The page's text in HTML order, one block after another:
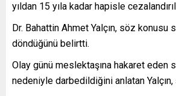
yıldan 15 yıla kadar hapisle
Dr. Bahattin Ahmet Yalçın, söz konusu
döndüğünü belirtti.
Olay günü meslektaşına hakaret eden
nedeniyle darbedildiğini anlatan